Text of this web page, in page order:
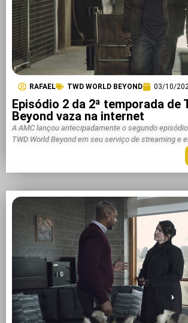
RAFAEL TWD WORLD BEYOND 03/10/
Episódio 2 da 2ª temporada de
Beyond vaza na internet
A AMC lançou antecipadamente o segundo
TWD World Beyond em seu serviço de streaming e